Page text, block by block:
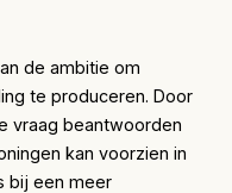
de ambitie om
te produceren. Door
vraag beantwoorden
kan voorzien in
bij een meer